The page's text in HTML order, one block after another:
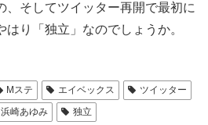
、そしてツイッター再開で最初に
り「独立」なのでしょうか。
Mステ エイベックス
ツイッター
浜崎あゆみ 独立